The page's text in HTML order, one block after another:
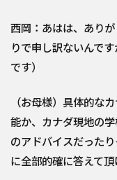
西岡：あはは、あり
りで申し訳ないんで
です）
（お母様）具体的な
能か、カナダ現地の
のアドバイスだった
に全部的確に答えて頂